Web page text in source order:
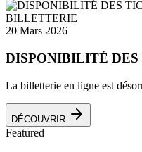
BILLETTERIE
20 Mars 2026
DISPONIBILITÉ
La billetterie en ligne est
DÉCOUVRIR
Featured